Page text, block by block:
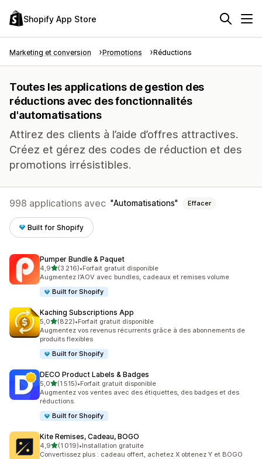
Shopify App Store
Marketing et conversion Promotions Réductions
Toutes les applications de gestion des
réductions avec des fonctionnalités
d'automatisations
Attirez des clients à l’aide d’offres attractives.
Créez et gérez des codes de réduction et des
promotions irrésistibles.
998 applications avec Automatisations Effacer
Built for Shopify
Pumper Bundle & Paquet
4,9étoile(s) sur 5
(3 216)
3216 avis au total
•Forfait gratuit disponible
Augmentez l’AOV avec bundles, cadeaux et remises volume
Built for Shopify
Kaching Subscriptions App
5,0étoile(s) sur 5
(822)
822 avis au total
•Forfait gratuit disponible
Augmentez vos revenus récurrents grâce à des abonnements de
produits flexibles
Built for Shopify
DECO Product Labels & Badges
5,0étoile(s) sur 5
(1 515)
1515 avis au total
•Forfait gratuit disponible
Augmentez vos ventes avec des étiquettes, des badges et des
réductions.
Built for Shopify
Kite Remises, Cadeau, BOGO
4,9étoile(s) sur 5
(1 019)
1019 avis au total
•Installation gratuite
Convertissez plus : cadeau offert, achetez X obtenez Y et BOGO